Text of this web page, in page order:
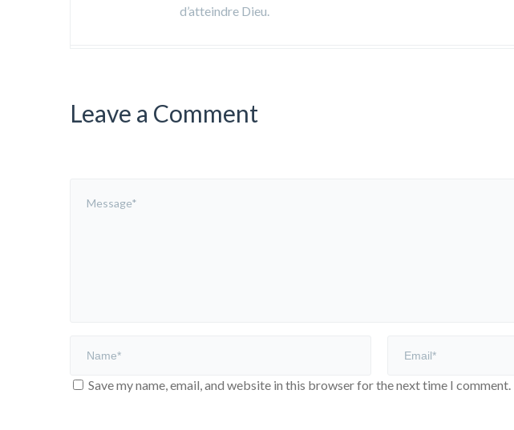
d’atteindre Dieu.
Leave a Comment
Save my name, email, and website in this browser for the next time I comment.